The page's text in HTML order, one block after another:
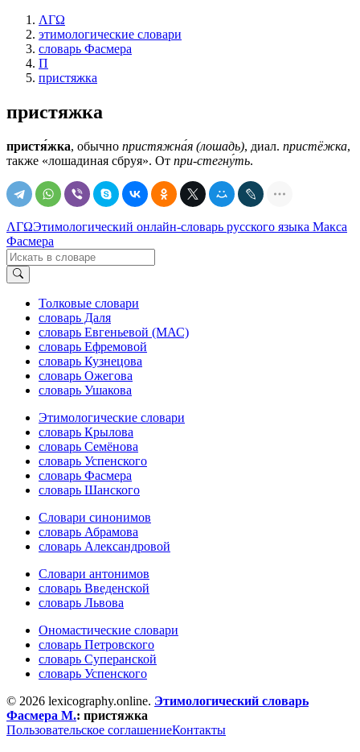
ΛΓΩ
этимологические словари
словарь Фасмера
П
пристяжка
пристяжка
пристя́жка, обычно пристяжна́я (лошадь), диал. пристёжка,
также «лошадиная сбруя». От при-стегну́ть.
ΛΓΩЭтимологический онлайн-словарь русского языка Макса
Фасмера
Толковые словари
словарь Даля
словарь Евгеньевой (МАС)
словарь Ефремовой
словарь Кузнецова
словарь Ожегова
словарь Ушакова
Этимологические словари
словарь Крылова
словарь Семёнова
словарь Успенского
словарь Фасмера
словарь Шанского
Словари синонимов
словарь Абрамова
словарь Александровой
Словари антонимов
словарь Введенской
словарь Львова
Ономастические словари
словарь Петровского
словарь Суперанской
словарь Успенского
© 2026 lexicography.online. Этимологический словарь
Фасмера М.: пристяжка
Пользовательское соглашениеКонтакты